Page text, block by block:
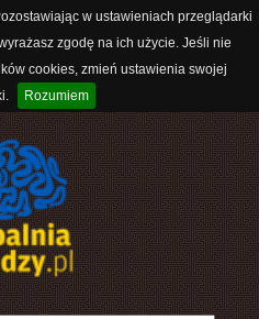
w ustawieniach przeglądarki
zgodę na ich użycie. Jeśli nie
cookies, zmień ustawienia swojej
Rozumiem